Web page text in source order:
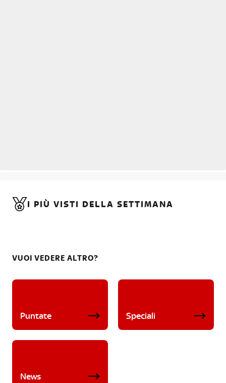
I PIÙ VISTI DELLA SETTIMANA
VUOI VEDERE ALTRO?
Puntate Speciali
News